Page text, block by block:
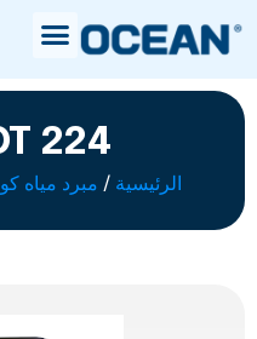
224
الرئيسية / مبرد مياه